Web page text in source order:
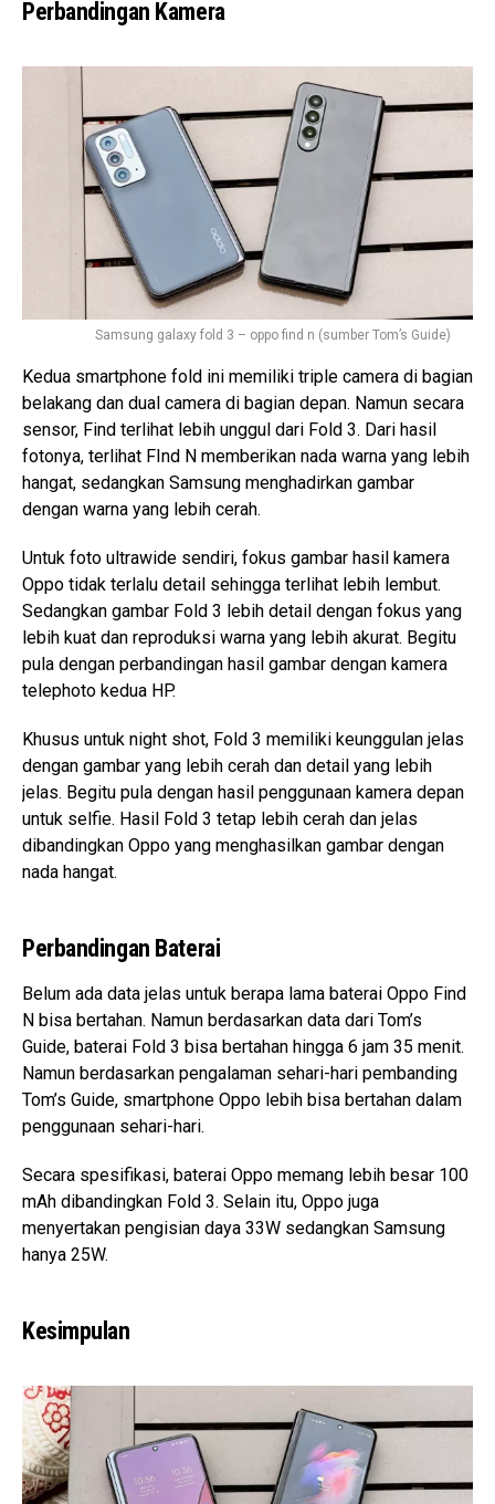
Perbandingan Kamera
Samsung galaxy fold 3 – oppo find n (sumber Tom’s Guide)
Kedua smartphone fold ini memiliki triple camera di bagian
belakang dan dual camera di bagian depan. Namun secara
sensor, Find terlihat lebih unggul dari Fold 3. Dari hasil
fotonya, terlihat FInd N memberikan nada warna yang lebih
hangat, sedangkan Samsung menghadirkan gambar
dengan warna yang lebih cerah.
Untuk foto ultrawide sendiri, fokus gambar hasil kamera
Oppo tidak terlalu detail sehingga terlihat lebih lembut.
Sedangkan gambar Fold 3 lebih detail dengan fokus yang
lebih kuat dan reproduksi warna yang lebih akurat. Begitu
pula dengan perbandingan hasil gambar dengan kamera
telephoto kedua HP.
Khusus untuk night shot, Fold 3 memiliki keunggulan jelas
dengan gambar yang lebih cerah dan detail yang lebih
jelas. Begitu pula dengan hasil penggunaan kamera depan
untuk selfie. Hasil Fold 3 tetap lebih cerah dan jelas
dibandingkan Oppo yang menghasilkan gambar dengan
nada hangat.
Perbandingan Baterai
Belum ada data jelas untuk berapa lama baterai Oppo Find
N bisa bertahan. Namun berdasarkan data dari Tom’s
Guide, baterai Fold 3 bisa bertahan hingga 6 jam 35 menit.
Namun berdasarkan pengalaman sehari-hari pembanding
Tom’s Guide, smartphone Oppo lebih bisa bertahan dalam
penggunaan sehari-hari.
Secara spesifikasi, baterai Oppo memang lebih besar 100
mAh dibandingkan Fold 3. Selain itu, Oppo juga
menyertakan pengisian daya 33W sedangkan Samsung
hanya 25W.
Kesimpulan